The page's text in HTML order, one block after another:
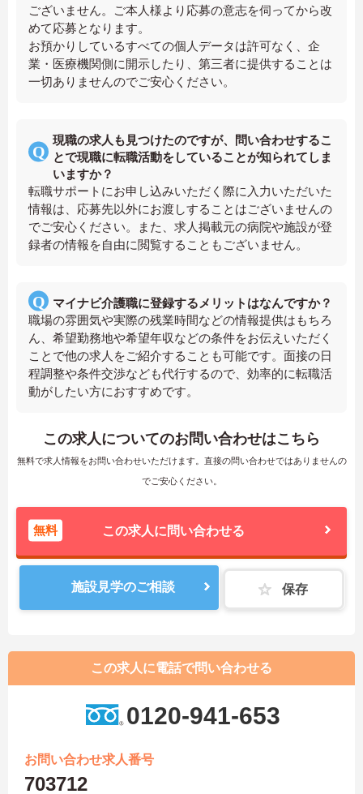
ございません。ご本人様より応募の意志を伺ってから改
めて応募となります。
お預かりしているすべての個人データは許可なく、企
業・医療機関側に開示したり、第三者に提供することは
一切ありませんのでご安心ください。
現職の求人も見つけたのですが、問い合わせするこ
とで現職に転職活動をしていることが知られてしま
いますか？
転職サポートにお申し込みいただく際に入力いただいた
情報は、応募先以外にお渡しすることはございませんの
でご安心ください。また、求人掲載元の病院や施設が登
録者の情報を自由に閲覧することもございません。
マイナビ介護職に登録するメリットはなんですか？
職場の雰囲気や実際の残業時間などの情報提供はもちろ
ん、希望勤務地や希望年収などの条件をお伝えいただく
ことで他の求人をご紹介することも可能です。面接の日
程調整や条件交渉なども代行するので、効率的に転職活
動がしたい方におすすめです。
この求人についてのお問い合わせはこちら
無料で求人情報をお問い合わせいただけます。直接の問い合わせではありませんの
でご安心ください。
無料 この求人に問い合わせる
施設見学のご相談 保存
この求人に電話で問い合わせる
0120-941-653
お問い合わせ求人番号
703712